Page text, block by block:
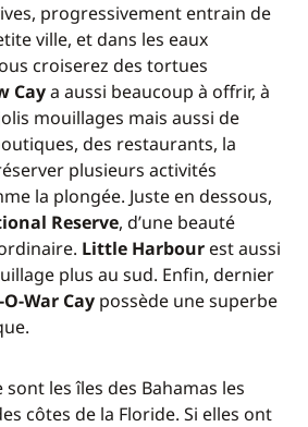
progressivement entrain de
ville, et dans les eaux
croiserez des tortues
Caya aussi beaucoup à offrir, à
mouillages mais aussi de
des restaurants, la
plusieurs activités
la plongée. Juste en dessous,
Reserve, d’une beauté
Little Harbour est aussi
plus au sud. Enfin, dernier
War Cay possède une superbe
sont les îles des Bahamas les
côtes de la Floride. Si elles ont